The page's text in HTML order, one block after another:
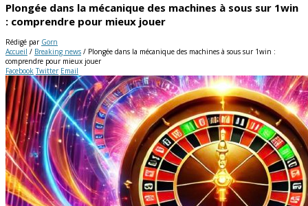
Plongée dans la mécanique des machines à sous sur 1win
: comprendre pour mieux jouer
Rédigé par Gorn
Accueil / Breaking news / Plongée dans la mécanique des machines à sous sur 1win :
comprendre pour mieux jouer
Facebook Twitter Email